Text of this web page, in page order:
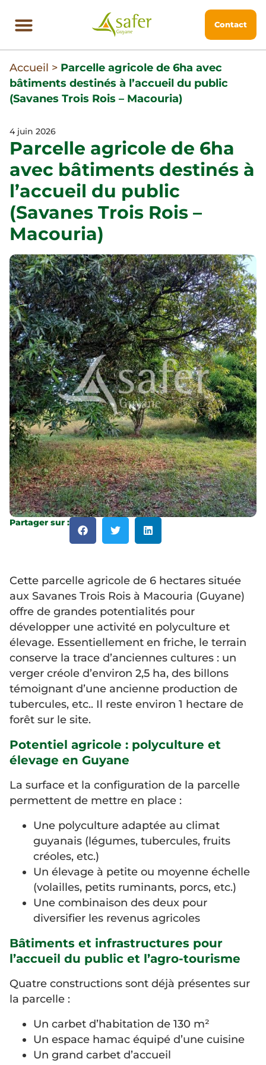
Contact
Accueil > Parcelle agricole de 6ha avec
bâtiments destinés à l’accueil du public
(Savanes Trois Rois – Macouria)
4 juin 2026
Parcelle agricole de 6ha
avec bâtiments destinés à
l’accueil du public
(Savanes Trois Rois –
Macouria)
Partager sur :
Cette parcelle agricole de 6 hectares située
aux Savanes Trois Rois à Macouria (Guyane)
offre de grandes potentialités pour
développer une activité en polyculture et
élevage. Essentiellement en friche, le terrain
conserve la trace d’anciennes cultures : un
verger créole d’environ 2,5 ha, des billons
témoignant d’une ancienne production de
tubercules, etc.. Il reste environ 1 hectare de
forêt sur le site.
Potentiel agricole : polyculture et
élevage en Guyane
La surface et la configuration de la parcelle
permettent de mettre en place :
Une polyculture adaptée au climat
guyanais (légumes, tubercules, fruits
créoles, etc.)
Un élevage à petite ou moyenne échelle
(volailles, petits ruminants, porcs, etc.)
Une combinaison des deux pour
diversifier les revenus agricoles
Bâtiments et infrastructures pour
l’accueil du public et l’agro-tourisme
Quatre constructions sont déjà présentes sur
la parcelle :
Un carbet d’habitation de 130 m²
Un espace hamac équipé d’une cuisine
Un grand carbet d’accueil